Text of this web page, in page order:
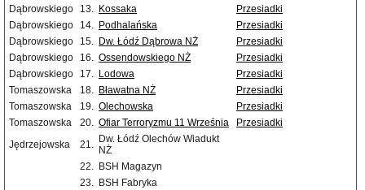
Dąbrowskiego
13. Kossaka
Przesiadki
Dąbrowskiego
14. Podhalańska
Przesiadki
Dąbrowskiego
15. Dw. Łódź Dąbrowa NŻ
Przesiadki
Dąbrowskiego
16. Ossendowskiego NŻ
Przesiadki
Dąbrowskiego
17. Lodowa
Przesiadki
Tomaszowska
18. Bławatna NŻ
Przesiadki
Tomaszowska
19. Olechowska
Przesiadki
Tomaszowska
20. Ofiar Terroryzmu 11 Września
Przesiadki
Jędrzejowska
21. Dw. Łódź Olechów Wiadukt
NŻ
22. BSH Magazyn
23. BSH Fabryka